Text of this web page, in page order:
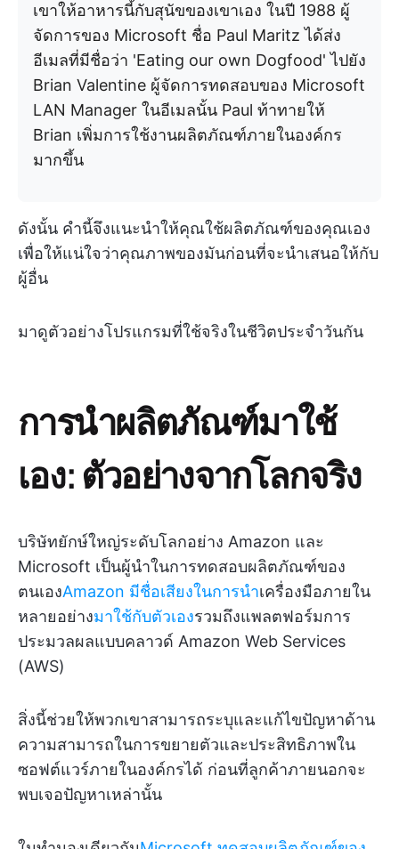
เขาให้อาหารนี้กับสุนัขของเขาเอง ในปี 1988 ผู้
จัดการของ Microsoft ชื่อ Paul Maritz ได้ส่ง
อีเมลที่มีชื่อว่า 'Eating our own Dogfood' ไปยัง
Brian Valentine ผู้จัดการทดสอบของ Microsoft
LAN Manager ในอีเมลนั้น Paul ท้าทายให้
Brian เพิ่มการใช้งานผลิตภัณฑ์ภายในองค์กร
มากขึ้น
ดังนั้น คำนี้จึงแนะนำให้คุณใช้ผลิตภัณฑ์ของคุณเอง
เพื่อให้แน่ใจว่าคุณภาพของมันก่อนที่จะนำเสนอให้กับ
ผู้อื่น
มาดูตัวอย่างโปรแกรมที่ใช้จริงในชีวิตประจำวันกัน
การนำผลิตภัณฑ์มาใช้
เอง: ตัวอย่างจากโลกจริง
บริษัทยักษ์ใหญ่ระดับโลกอย่าง Amazon และ
Microsoft เป็นผู้นำในการทดสอบผลิตภัณฑ์ของ
ตนเองAmazon มีชื่อเสียงในการนำเครื่องมือภายใน
หลายอย่างมาใช้กับตัวเองรวมถึงแพลตฟอร์มการ
ประมวลผลแบบคลาวด์ Amazon Web Services
(AWS)
สิ่งนี้ช่วยให้พวกเขาสามารถระบุและแก้ไขปัญหาด้าน
ความสามารถในการขยายตัวและประสิทธิภาพใน
ซอฟต์แวร์ภายในองค์กรได้ ก่อนที่ลูกค้าภายนอกจะ
พบเจอปัญหาเหล่านั้น